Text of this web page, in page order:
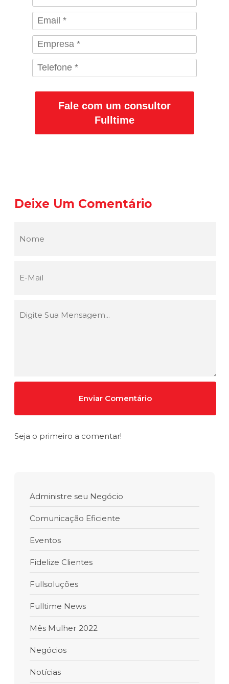
Fale com um consultor
Fulltime
Deixe Um Comentário
Seja o primeiro a comentar!
Administre seu Negócio
Comunicação Eficiente
Eventos
Fidelize Clientes
Fullsoluções
Fulltime News
Mês Mulher 2022
Negócios
Notícias